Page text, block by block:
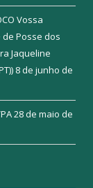
Vossa
Posse dos
Jaqueline
8 de junho de
28 de maio de